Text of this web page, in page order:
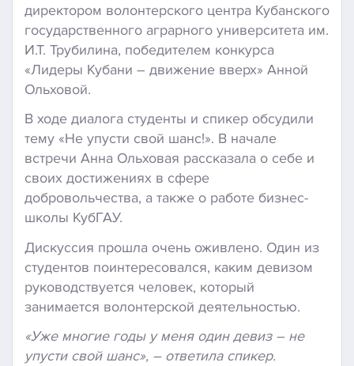
директором волонтерского центра Кубанского
государственного аграрного университета им.
И.Т. Трубилина, победителем конкурса
«Лидеры Кубани – движение вверх» Анной
Ольховой.
В ходе диалога студенты и спикер обсудили
тему «Не упусти свой шанс!». В начале
встречи Анна Ольховая рассказала о себе и
своих достижениях в сфере
добровольчества, а также о работе бизнес-
школы КубГАУ.
Дискуссия прошла очень оживлено. Один из
студентов поинтересовался, каким девизом
руководствуется человек, который
занимается волонтерской деятельностью.
«Уже многие годы у меня один девиз – не
упусти свой шанс», – ответила спикер.